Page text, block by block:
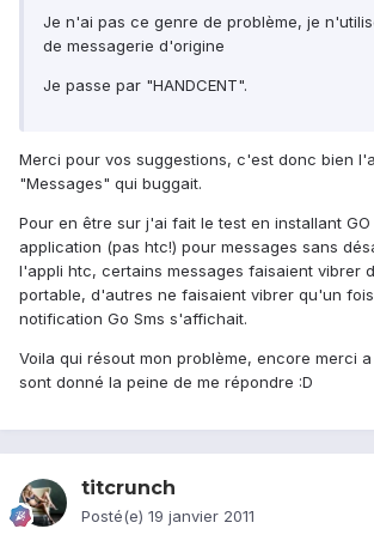
Je n'ai pas ce genre de problème, je
de messagerie d'origine
Je passe par "HANDCENT".
Merci pour vos suggestions, c'est donc bien
"Messages" qui buggait.
Pour en être sur j'ai fait le test en installant GO
application (pas htc!) pour messages sans
l'appli htc, certains messages faisaient vibrer
portable, d'autres ne faisaient vibrer qu'un
notification Go Sms s'affichait.
Voila qui résout mon problème, encore merci
sont donné la peine de me répondre :D
titcrunch
Posté(e) 19 janvier 2011